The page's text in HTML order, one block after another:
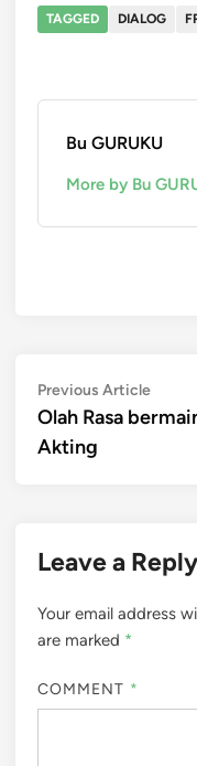
TAGGED DIALOG
Bu GURUKU
More by Bu
Post
navigation
Previous Article
Olah Rasa
Akting
Leave a Reply
Your email address
are marked *
COMMENT *